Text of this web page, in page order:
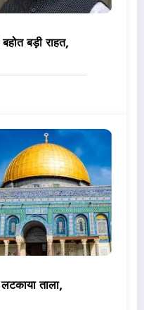
बड़ी राहत,
ताला,